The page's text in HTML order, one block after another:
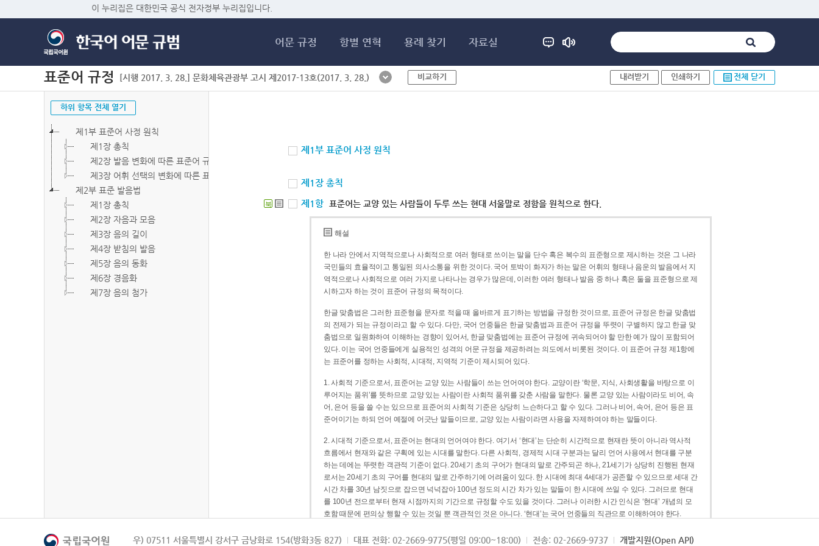
이 누리집은 대한민국 공식 전자정부 누리집입니다.
어문 규정 항별 연혁 용례 찾기 자료실
표준어 규정 [시행 2017. 3. 28.] 문화체육관광부 고시 제2017-13호(2017. 3. 28.) 비교하기 내려받기 인쇄하기 전체 닫기
하위 항목 전체 열기
제1부 표준어 사정 원칙
제1장 총칙
제2장 발음 변화에 따른 표준어 규정
제3장 어휘 선택의 변화에 따른 표준어 규정
제2부 표준 발음법
제1장 총칙
제2장 자음과 모음
제3장 음의 길이
제4장 받침의 발음
제5장 음의 동화
제6장 경음화
제7장 음의 첨가
제1부 표준어 사정 원칙
제1장 총칙
북 제1항 표준어는 교양 있는 사람들이 두루 쓰는 현대 서울말로 정함을 원칙으로 한다.
해설
한 나라 안에서 지역적으로나 사회적으로 여러 형태로 쓰이는 말을 단수 혹은 복수의 표준형으로 제시하는 것은 그 나라
국민들의 효율적이고 통일된 의사소통을 위한 것이다. 국어 토박이 화자가 하는 말은 어휘의 형태나 음운의 발음에서 지
역적으로나 사회적으로 여러 가지로 나타나는 경우가 많은데, 이러한 여러 형태나 발음 중 하나 혹은 둘을 표준형으로 제
시하고자 하는 것이 표준어 규정의 목적이다.
한글 맞춤법은 그러한 표준형을 문자로 적을 때 올바르게 표기하는 방법을 규정한 것이므로, 표준어 규정은 한글 맞춤법
의 전제가 되는 규정이라고 할 수 있다. 다만, 국어 언중들은 한글 맞춤법과 표준어 규정을 뚜렷이 구별하지 않고 한글 맞
춤법으로 일원화하여 이해하는 경향이 있어서, 한글 맞춤법에는 표준어 규정에 귀속되어야 할 만한 예가 많이 포함되어
있다. 이는 국어 언중들에게 실용적인 성격의 어문 규정을 제공하려는 의도에서 비롯된 것이다. 이 표준어 규정 제1항에
는 표준어를 정하는 사회적, 시대적, 지역적 기준이 제시되어 있다.
1. 사회적 기준으로서, 표준어는 교양 있는 사람들이 쓰는 언어여야 한다. 교양이란 ‘학문, 지식, 사회생활을 바탕으로 이
루어지는 품위’를 뜻하므로 교양 있는 사람이란 사회적 품위를 갖춘 사람을 말한다. 물론 교양 있는 사람이라도 비어, 속
어, 은어 등을 쓸 수는 있으므로 표준어의 사회적 기준은 상당히 느슨하다고 할 수 있다. 그러나 비어, 속어, 은어 등은 표
준어이기는 하되 언어 예절에 어긋난 말들이므로, 교양 있는 사람이라면 사용을 자제하여야 하는 말들이다.
2. 시대적 기준으로서, 표준어는 현대의 언어여야 한다. 여기서 ‘현대’는 단순히 시간적으로 현재란 뜻이 아니라 역사적
흐름에서 현재와 같은 구획에 있는 시대를 말한다. 다른 사회적, 경제적 시대 구분과는 달리 언어 사용에서 현대를 구분
하는 데에는 뚜렷한 객관적 기준이 없다. 20세기 초의 구어가 현대의 말로 간주되곤 하나, 21세기가 상당히 진행된 현재
로서는 20세기 초의 구어를 현대의 말로 간주하기에 어려움이 있다. 한 시대에 최대 4세대가 공존할 수 있으므로 세대 간
시간 차를 30년 남짓으로 잡으면 넉넉잡아 100년 정도의 시간 차가 있는 말들이 한 시대에 쓰일 수 있다. 그러므로 현대
를 100년 전으로부터 현재 시점까지의 기간으로 규정할 수도 있을 것이다. 그러나 이러한 시간 인식은 ‘현대’ 개념의 모
호함 때문에 편의상 행할 수 있는 것일 뿐 객관적인 것은 아니다. ‘현대’는 국어 언중들의 직관으로 이해하여야 한다.
3. 지역적 기준으로서, 표준어는 서울말이어야 한다. 이는 표준어의 공용어적 성격을 가장 크게 드러내 주는 기준이다.
우) 07511 서울특별시 강서구 금낭화로 154(방화3동 827) 대표 전화: 02-2669-9775(평일 09:00~18:00) 전송: 02-2669-9737 개발지원(Open API)